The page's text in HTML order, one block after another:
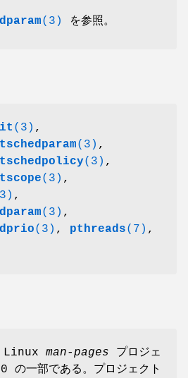
(3) を参照。
(3) ,
(3) ,
(3) ,
(3) ,
,
(3) ,
(3) , pthreads(7) ,
Linux man-pages プロジェ
の一部である。プロジェクト